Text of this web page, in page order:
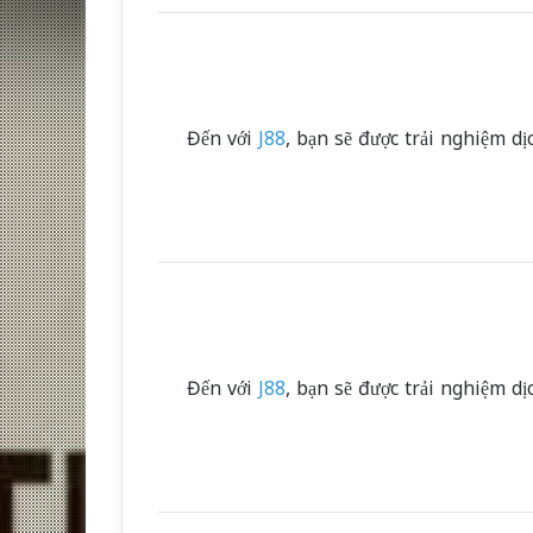
Đến vớiJ88, bạn sẽ được trải nghiệm
Đến vớiJ88, bạn sẽ được trải nghiệm